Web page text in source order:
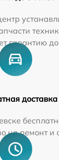
гарантию до
доставка
на ремонт и